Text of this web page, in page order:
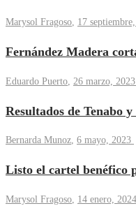
Marysol Fragoso 17
Fernández Madera
Eduardo Puerto 26 marzo, 2023
Resultados de Tenabo
Bernarda Munoz, 6 mayo, 2023
Listo el cartel benéfico
Marysol Fragoso, 14 enero, 2024